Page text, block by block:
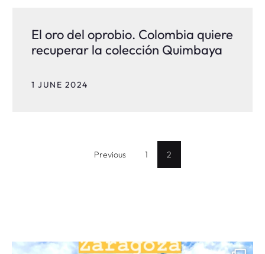
El oro del oprobio. Colombia quiere
recuperar la colección Quimbaya
1 JUNE 2024
Previous 1 2